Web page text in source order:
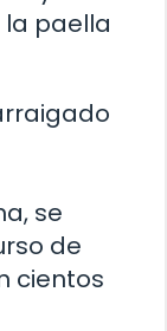
la paella
se
de
cientos